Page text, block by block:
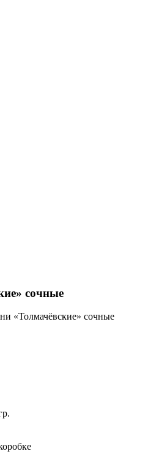
сочные
«Толмачёвские» сочные